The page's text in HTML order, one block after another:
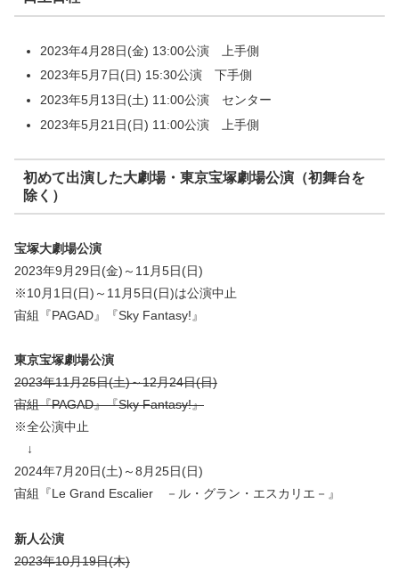
2023年4月28日(金) 13:00公演 上手側
2023年5月7日(日) 15:30公演 下手側
2023年5月13日(土) 11:00公演 センター
2023年5月21日(日) 11:00公演 上手側
初めて出演した大劇場・東京宝塚劇場公演（初舞台を
除く）
宝塚大劇場公演
2023年9月29日(金)～11月5日(日)
※10月1日(日)～11月5日(日)は公演中止
宙組『PAGAD』『Sky Fantasy!』
東京宝塚劇場公演
2023年11月25日(土)～12月24日(日)
宙組『PAGAD』『Sky Fantasy!』
※全公演中止
↓
2024年7月20日(土)～8月25日(日)
宙組『Le Grand Escalier －ル・グラン・エスカリエ－』
新人公演
2023年10月19日(木)